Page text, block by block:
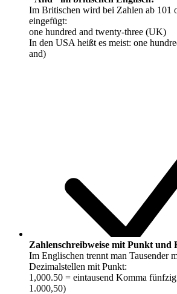
Im Britischen wird bei Zahlen ab 101
eingefügt:
one hundred and twenty-three (UK)
In den USA heißt es meist: one
and)
Zahlenschreibweise mit Punkt und
Im Englischen trennt man Tausender
Dezimalstellen mit Punkt:
1,000.50 = eintausend Komma
1.000,50)